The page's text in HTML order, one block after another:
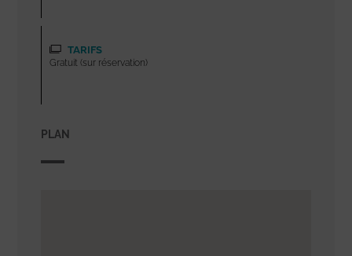
TARIFS
Gratuit (sur réservation)
PLAN